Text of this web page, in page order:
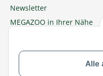
Alle
Newsletter
MEGAZOO in Ihrer Nähe
Zu MEGAZOO-nord.de
Versandpartner &